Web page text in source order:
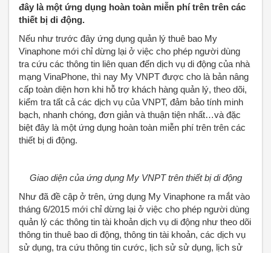
đây là một ứng dụng hoàn toàn miễn phí trên trên các
thiết bị di động.
Nếu như trước đây ứng dụng quản lý thuê bao My
Vinaphone mới chỉ dừng lại ở việc cho phép người dùng
tra cứu các thông tin liên quan đến dịch vụ di động của nhà
mạng VinaPhone, thì nay My VNPT được cho là bản nâng
cấp toàn diện hơn khi hỗ trợ khách hàng quản lý, theo dõi,
kiểm tra tất cả các dịch vụ của VNPT, đảm bảo tính minh
bạch, nhanh chóng, đơn giản và thuận tiện nhất…và đặc
biệt đây là một ứng dụng hoàn toàn miễn phí trên trên các
thiết bị di động.
Giao diện của ứng dụng My VNPT trên thiết bị di động
Như đã đề cập ở trên, ứng dụng My Vinaphone ra mắt vào
tháng 6/2015 mới chỉ dừng lại ở việc cho phép người dùng
quản lý các thông tin tài khoản dịch vụ di động như theo dõi
thông tin thuê bao di động, thông tin tài khoản, các dịch vụ
sử dụng, tra cứu thông tin cước, lịch sử sử dụng, lịch sử